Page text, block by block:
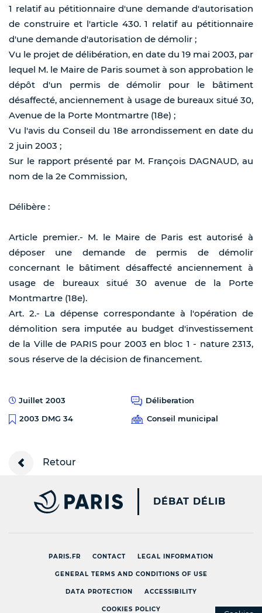
1 relatif au pétitionnaire d'une demande d'autorisation
de construire et l'article 430. 1 relatif au pétitionnaire
d'une demande d'autorisation de démolir ;
Vu le projet de délibération, en date du 19 mai 2003, par
lequel M. le Maire de Paris soumet à son approbation le
dépôt d'un permis de démolir pour le bâtiment
désaffecté, anciennement à usage de bureaux situé 30,
Avenue de la Porte Montmartre (18e) ;
Vu l'avis du Conseil du 18e arrondissement en date du
2 juin 2003 ;
Sur le rapport présenté par M. François DAGNAUD, au
nom de la 2e Commission,
Délibère :
Article premier.- M. le Maire de Paris est autorisé à
déposer une demande de permis de démolir
concernant le bâtiment désaffecté anciennement à
usage de bureaux situé 30 avenue de la Porte
Montmartre (18e).
Art. 2.- La dépense correspondante à l'opération de
démolition sera imputée au budget d'investissement
de la Ville de PARIS pour 2003 en bloc 1 - nature 2313,
sous réserve de la décision de financement.
Juillet 2003
Déliberation
2003 DMG 34
Conseil municipal
Retour
PARIS.FR [NEW
DÉBAT DÉLIB
PARIS.FR CONTACT LEGAL INFORMATION
GENERAL TERMS AND CONDITIONS OF USE
DATA PROTECTION ACCESSIBILITY
COOKIES POLICY